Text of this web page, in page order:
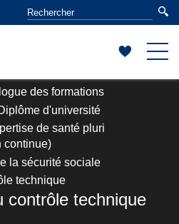
des formations
d'université
de santé pluri
continue)
la sécurité sociale
technique
contrôle technique